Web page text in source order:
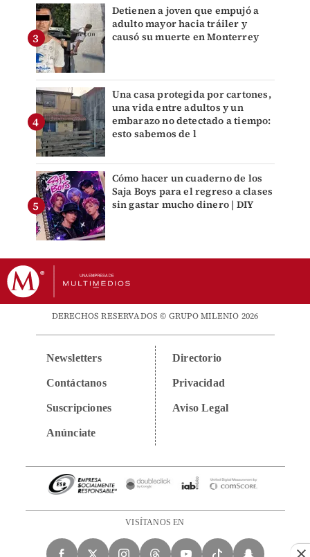
Detienen a joven que empujó a
adulto mayor hacia tráiler y
causó su muerte en Monterrey
Una casa protegida por cartones,
una vida entre adultos y un
embarazo no detectado a tiempo:
esto sabemos de l
Cómo hacer un cuaderno de los
Saja Boys para el regreso a clases
sin gastar mucho dinero | DIY
DERECHOS RESERVADOS © GRUPO MILENIO 2026
Newsletters
Contáctanos
Suscripciones
Anúnciate
Directorio
Privacidad
Aviso Legal
VISÍTANOS EN